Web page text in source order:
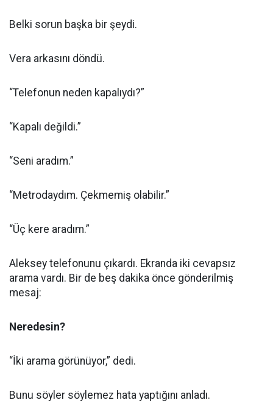
Belki sorun başka bir şeydi.
Vera arkasını döndü.
“Telefonun neden kapalıydı?”
“Kapalı değildi.”
“Seni aradım.”
“Metrodaydım. Çekmemiş olabilir.”
“Üç kere aradım.”
Aleksey telefonunu çıkardı. Ekranda iki cevapsız
arama vardı. Bir de beş dakika önce gönderilmiş
mesaj:
Neredesin?
“İki arama görünüyor,” dedi.
Bunu söyler söylemez hata yaptığını anladı.